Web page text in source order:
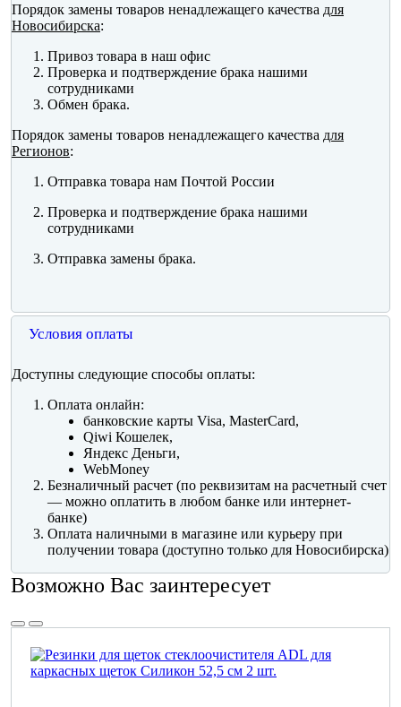
Порядок замены товаров ненадлежащего качества для
Новосибирска:
Привоз товара в наш офис
Проверка и подтверждение брака нашими
сотрудниками
Обмен брака.
Порядок замены товаров ненадлежащего качества для
Регионов:
Отправка товара нам Почтой России
Проверка и подтверждение брака нашими
сотрудниками
Отправка замены брака.
Условия оплаты
Доступны следующие способы оплаты:
Оплата онлайн:
банковские карты Visa, MasterCard,
Qiwi Кошелек,
Яндекс Деньги,
WebMoney
Безналичный расчет (по реквизитам на расчетный счет
— можно оплатить в любом банке или интернет-
банке)
Оплата наличными в магазине или курьеру при
получении товара (доступно только для Новосибирска)
Возможно Вас заинтересует